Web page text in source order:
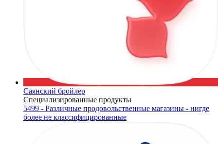
Саянский бройлер
Специализированные продукты
5499 - Различные продовольственные магазины - нигде
более не классифицированные